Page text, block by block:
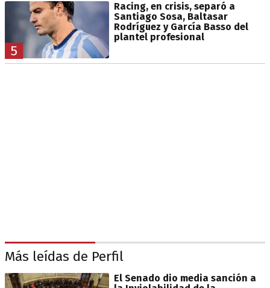
5
Racing, en crisis, separó a
Santiago Sosa, Baltasar
Rodríguez y García Basso del
plantel profesional
Más leídas de Perfil
El Senado dio media sanción a